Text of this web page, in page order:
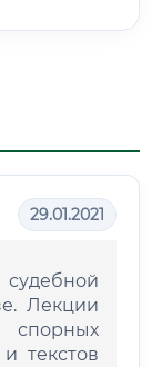
29.01.2021
Лекции
текстов